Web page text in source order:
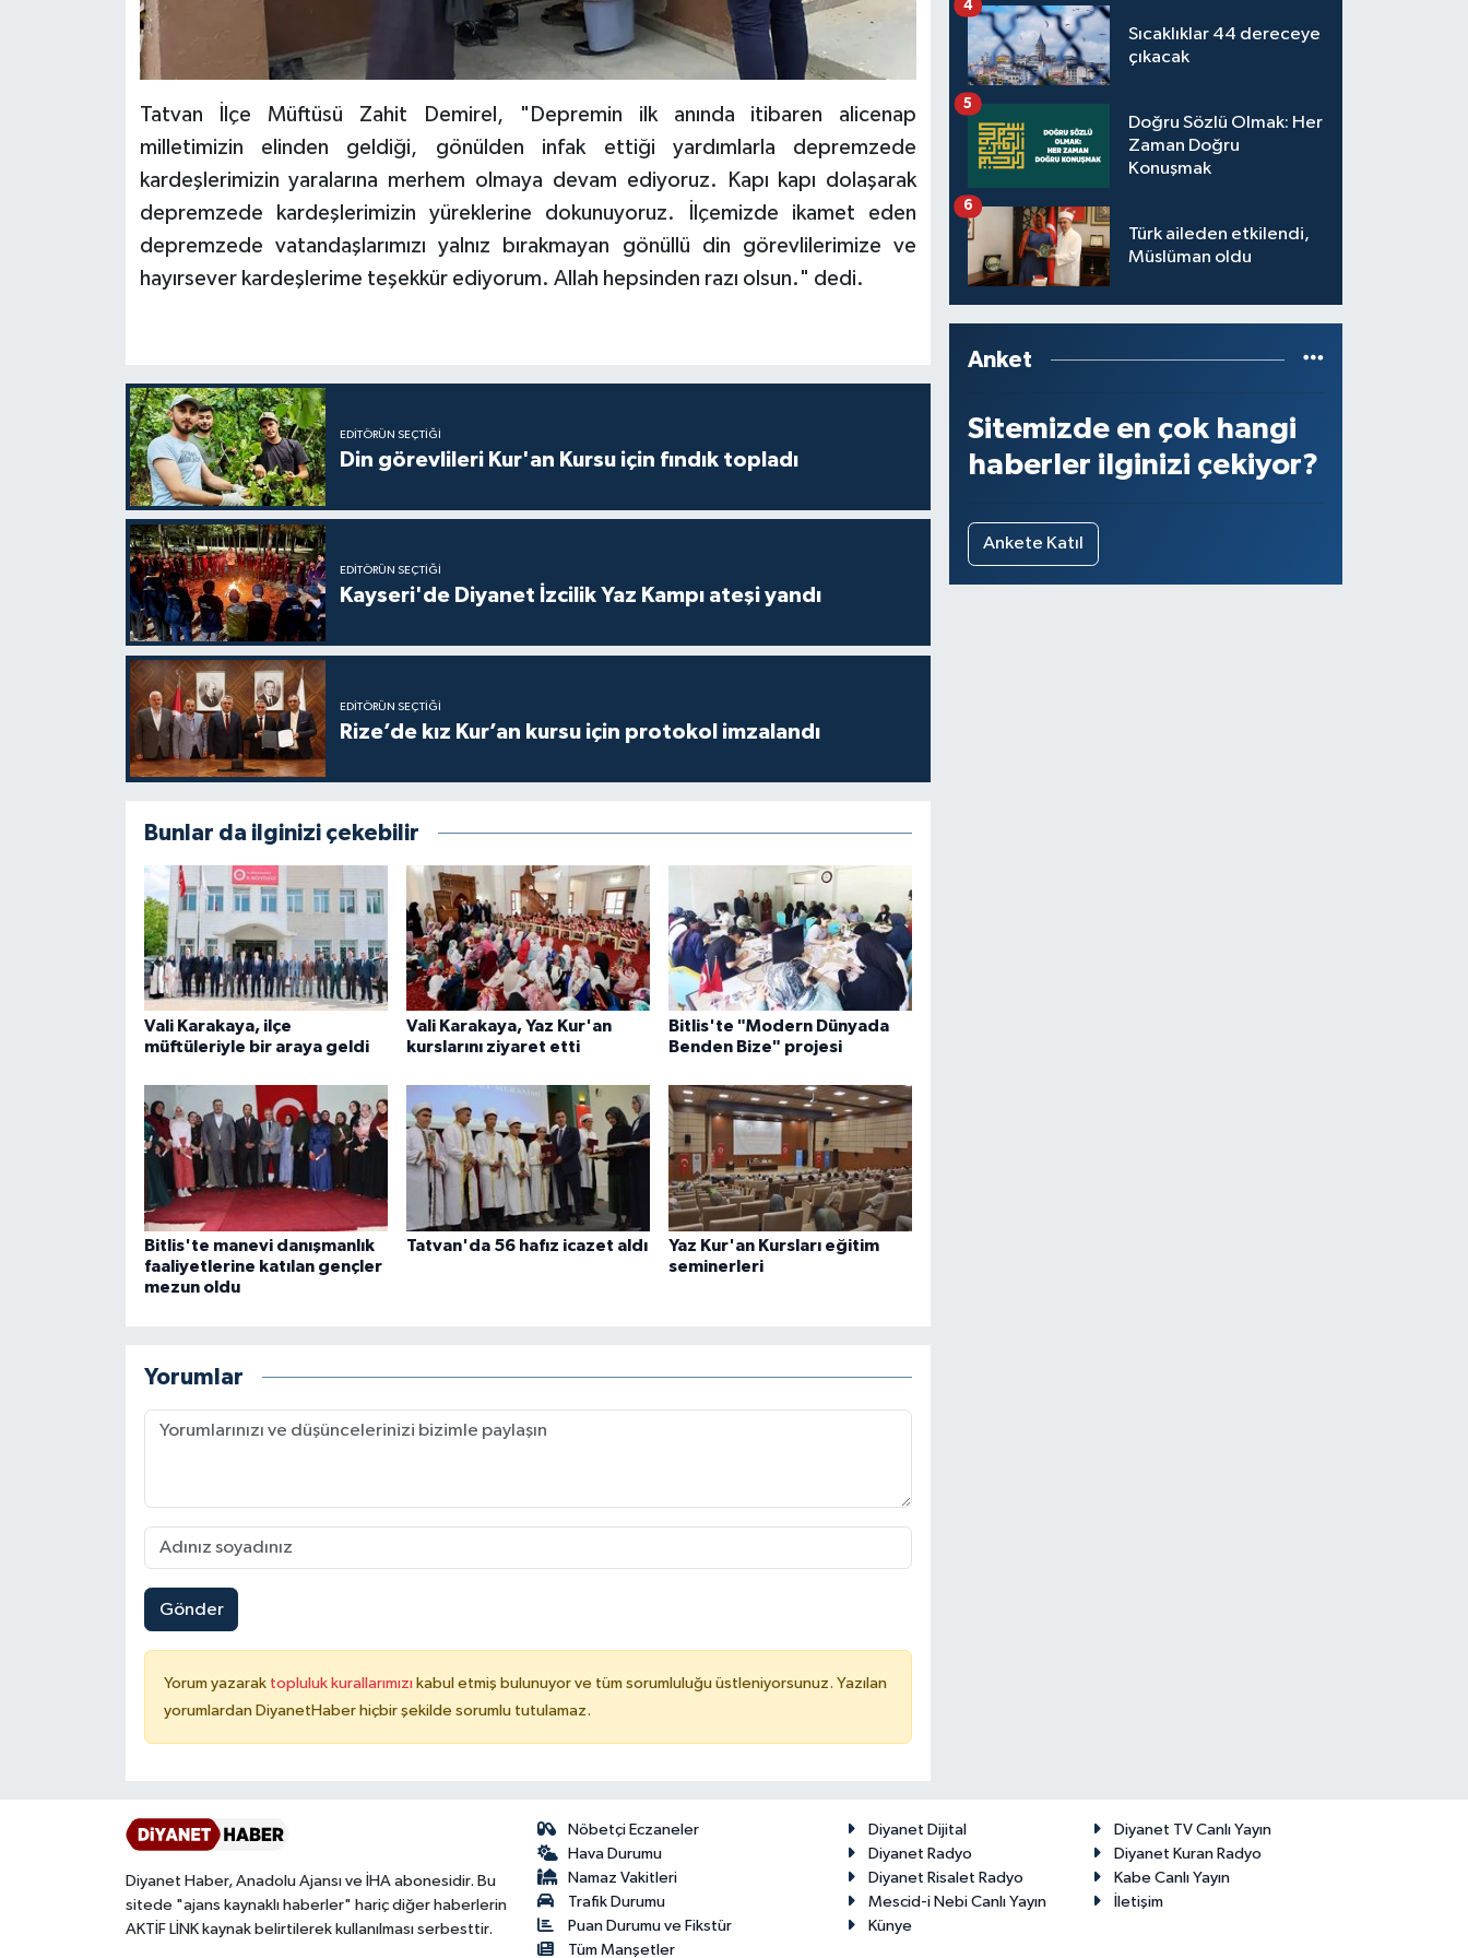
Tatvan İlçe Müftüsü Zahit Demirel, "Depremin ilk anında itibaren alicenap
milletimizin elinden geldiği, gönülden infak ettiği yardımlarla depremzede
kardeşlerimizin yaralarına merhem olmaya devam ediyoruz. Kapı kapı dolaşarak
depremzede kardeşlerimizin yüreklerine dokunuyoruz. İlçemizde ikamet eden
depremzede vatandaşlarımızı yalnız bırakmayan gönüllü din görevlilerimize ve
hayırsever kardeşlerime teşekkür ediyorum. Allah hepsinden razı olsun." dedi.
EDITÖRÜN SEÇTIĞI
Din görevlileri Kur'an Kursu için fındık topladı
EDITÖRÜN SEÇTIĞI
Kayseri'de Diyanet İzcilik Yaz Kampı ateşi yandı
EDITÖRÜN SEÇTIĞI
Rize’de kız Kur’an kursu için protokol imzalandı
Bunlar da ilginizi çekebilir
Vali Karakaya, ilçe
müftüleriyle bir araya geldi
Vali Karakaya, Yaz Kur'an
kurslarını ziyaret etti
Bitlis'te "Modern Dünyada
Benden Bize" projesi
Bitlis'te manevi danışmanlık
faaliyetlerine katılan gençler
mezun oldu
Tatvan'da 56 hafız icazet aldı
Yaz Kur'an Kursları eğitim
seminerleri
Yorumlar
Gönder
Yorum yazarak topluluk kurallarımızı kabul etmiş bulunuyor ve tüm sorumluluğu üstleniyorsunuz. Yazılan
yorumlardan DiyanetHaber hiçbir şekilde sorumlu tutulamaz.
Sıcaklıklar 44 dereceye
çıkacak
4
Doğru Sözlü Olmak: Her
Zaman Doğru
Konuşmak
5
Türk aileden etkilendi,
Müslüman oldu
6
Anket
Sitemizde en çok hangi
haberler ilginizi çekiyor?
Ankete Katıl
Diyanet Haber, Anadolu Ajansı ve İHA abonesidir. Bu
sitede "ajans kaynaklı haberler" hariç diğer haberlerin
AKTİF LİNK kaynak belirtilerek kullanılması serbesttir.
Nöbetçi Eczaneler
Hava Durumu
Namaz Vakitleri
Trafik Durumu
Puan Durumu ve Fikstür
Tüm Manşetler
Diyanet Dijital
Diyanet TV Canlı Yayın
Diyanet Radyo
Diyanet Kuran Radyo
Diyanet Risalet Radyo
Kabe Canlı Yayın
Mescid-i Nebi Canlı Yayın
İletişim
Künye
Diyarbakır Müftülüğü
Düzce Müftülüğü
Edirne Müftülüğü
Elazığ Müftülüğü
Erzincan Müftülüğü
Erzurum Müftülüğü
Gaziantep Müftülüğü
Giresun Müftülüğü
Gümüşhane Müftülüğü
Hakkari Müftülüğü
Hatay Müftülüğü
Iğdır Müftülüğü
Isparta Müftülüğü
İstanbul Müftülüğü
İzmir Müftülüğü
Kahramanmaraş Müftülüğü
Karabük Müftülüğü
Karaman Müftülüğü
Kastamonu Müftülüğü
Kayseri Müftülüğü
Kilis Müftülüğü
Kırıkkale Müftülüğü
Konya Müftülüğü
Kütahya Müftülüğü
Malatya Müftülüğü
Manisa Müftülüğü
Mardin Müftülüğü
Muğla Müftülüğü
Muş Müftülüğü
İhtida Haberleri